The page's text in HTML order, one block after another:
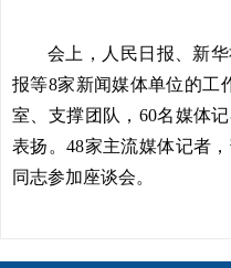
会上，人民日报、新
报等8家新闻媒体单位的工
室、支撑团队，60名媒体
表扬。48家主流媒体记者
同志参加座谈会。